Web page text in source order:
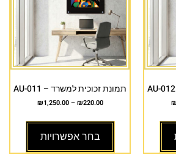
₪
תמונת זכוכית למשרד – AU-011
₪220.00
–
₪1,250.00
בחר אפשרויות